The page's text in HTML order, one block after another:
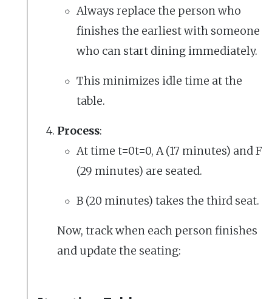
Always replace the person who
finishes the earliest with someone
who can start dining immediately.
This minimizes idle time at the
table.
Process:
At time t=0t=0, A (17 minutes) and F
(29 minutes) are seated.
B (20 minutes) takes the third seat.
Now, track when each person finishes
and update the seating: